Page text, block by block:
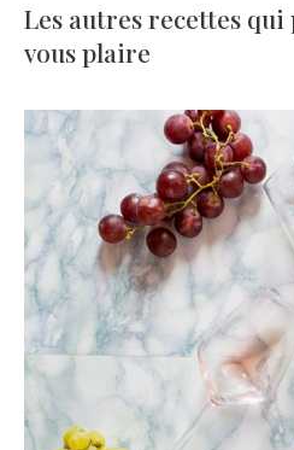
Les autres recettes
vous plaire